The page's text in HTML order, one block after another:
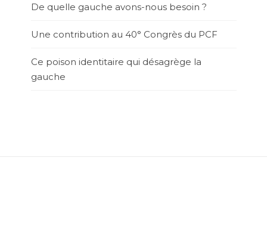
De quelle gauche avons-nous besoin ?
Une contribution au 40° Congrès du PCF
Ce poison identitaire qui désagrège la
gauche